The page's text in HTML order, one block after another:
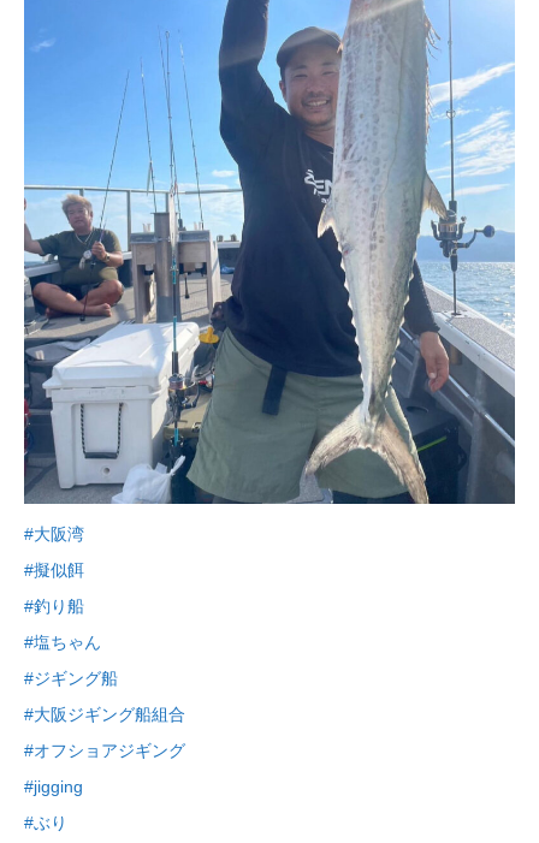
#大阪湾
#擬似餌
#釣り船
#塩ちゃん
#ジギング船
#大阪ジギング船組合
#オフショアジギング
#jigging
#ぶり